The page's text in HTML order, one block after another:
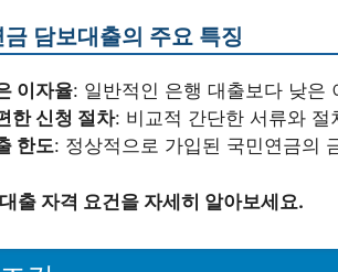
담보대출의 주요 특징
이자율: 일반적인 은행 대출보다 낮은
한 신청 절차: 비교적 간단한 서류와
한도: 정상적으로 가입된 국민연금의
출 자격 요건을 자세히 알아보세요.